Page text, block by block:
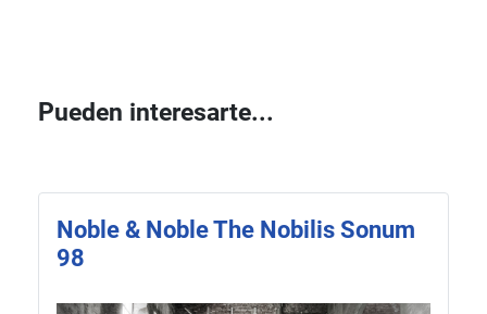
Pueden interesarte...
Noble & Noble The Nobilis Sonum
98